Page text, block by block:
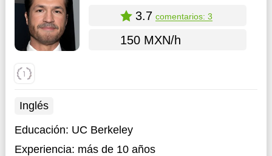
3.7 comentarios: 3
150 MXN/h
Inglés
Educación: UC Berkeley
Experiencia: más de 10 años